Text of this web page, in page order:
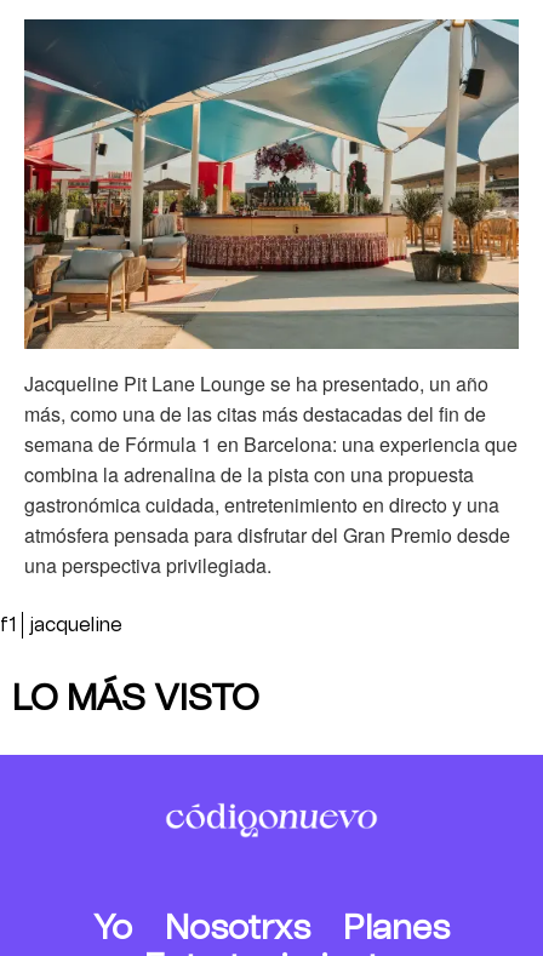
Jacqueline Pit Lane Lounge se ha presentado, un año
más, como una de las citas más destacadas del fin de
semana de Fórmula 1 en Barcelona: una experiencia que
combina la adrenalina de la pista con una propuesta
gastronómica cuidada, entretenimiento en directo y una
atmósfera pensada para disfrutar del Gran Premio desde
una perspectiva privilegiada.
f1 jacqueline
LO MÁS VISTO
Yo Nosotrxs
Planes